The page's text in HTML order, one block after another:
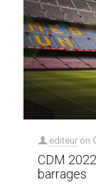
editeur on
CDM
barrages